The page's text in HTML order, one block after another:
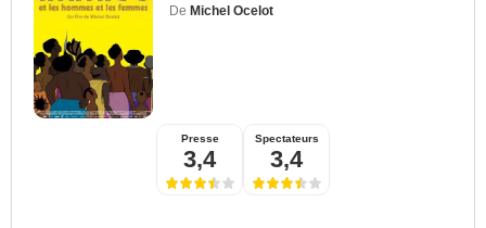
De Michel Ocelot
Presse
3,4
Spectateurs
3,4